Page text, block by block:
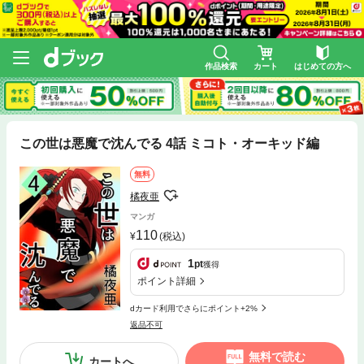
作品検索 カート はじめての方へ
この世は悪魔で沈んでる 4話 ミコト・オーキッド編
無料
橘夜亜
マンガ
110(税込)
1pt獲得
ポイント詳細
dカード利用でさらにポイント+2%
返品不可
無料で読む